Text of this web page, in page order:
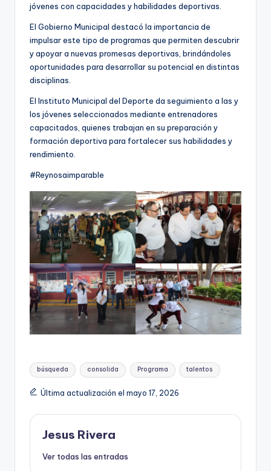
jóvenes con capacidades y habilidades deportivas.
El Gobierno Municipal destacó la importancia de
impulsar este tipo de programas que permiten descubrir
y apoyar a nuevas promesas deportivas, brindándoles
oportunidades para desarrollar su potencial en distintas
disciplinas.
El Instituto Municipal del Deporte da seguimiento a las y
los jóvenes seleccionados mediante entrenadores
capacitados, quienes trabajan en su preparación y
formación deportiva para fortalecer sus habilidades y
rendimiento.
#Reynosaimparable
Etiquetas:
búsqueda consolida Programa talentos
Última actualización el mayo 17, 2026
Jesus Rivera
Ver todas las entradas